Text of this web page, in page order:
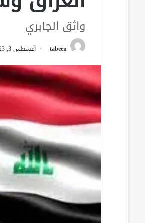
واثق الجابري
tabeen أغسطس 3, 2023